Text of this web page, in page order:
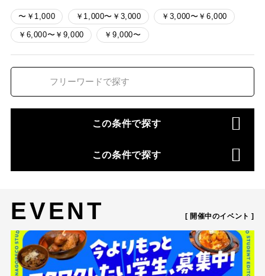
〜￥1,000 ￥1,000〜￥3,000 ￥3,000〜￥6,000
￥6,000〜￥9,000 ￥9,000〜
この条件で探す
この条件で探す
EVENT [ 開催中のイベント ]